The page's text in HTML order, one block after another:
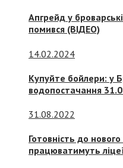
Апгрейд у
помився (ВІДЕО)
14.02.2024
Купуйте бойлери: у
водопостачання
31.08.2022
Готовність до
працюватимуть